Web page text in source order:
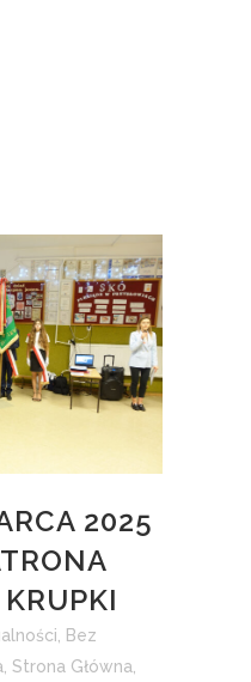
2025
, Bez
, Strona Główna,